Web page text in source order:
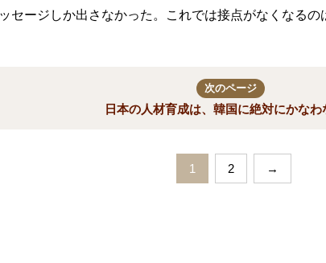
セージしか出さなかった。これでは接点がなくなるの
次のページ
日本の人材育成は、韓国に絶対にかなわ
1 2 →